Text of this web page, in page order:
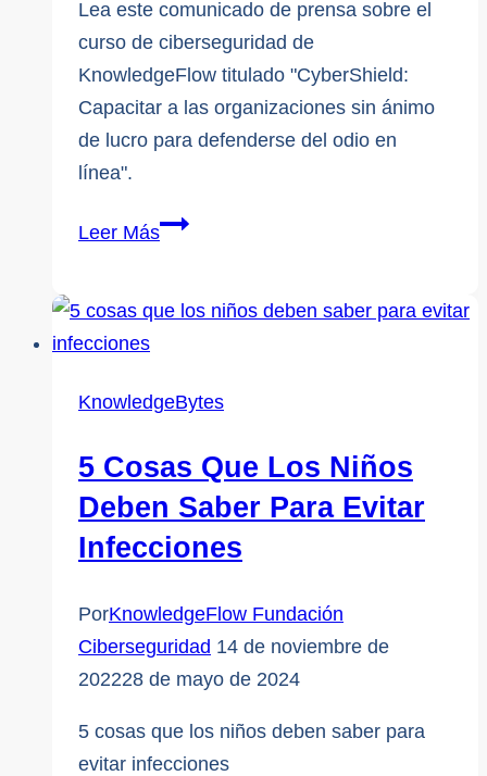
Lea este comunicado de prensa sobre el
curso de ciberseguridad de
KnowledgeFlow titulado "CyberShield:
Capacitar a las organizaciones sin ánimo
de lucro para defenderse del odio en
línea".
Leer MásComunicado
del
|
KnowledgeFlow
KnowledgeBytes
5 Cosas Que Los Niños
Deben Saber Para Evitar
Infecciones
PorKnowledgeFlow Fundación
Ciberseguridad 14 de noviembre de
202228 de mayo de 2024
5 cosas que los niños deben saber para
evitar infecciones